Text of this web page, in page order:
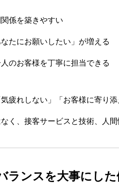
係を築きやすい
たにお願いしたい」が増える
のお客様を丁寧に担当できる
疲れしない」「お客様に寄り添
く、接客サービスと技術、人
ランスを大事にし